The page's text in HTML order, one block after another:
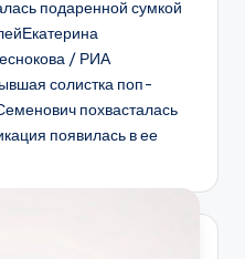
подаренной сумкой
/ РИА
солистка поп-
похвасталась
появилась в ее